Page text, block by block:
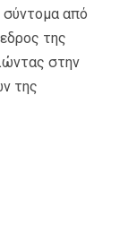
σύντομα από
της
στην
της